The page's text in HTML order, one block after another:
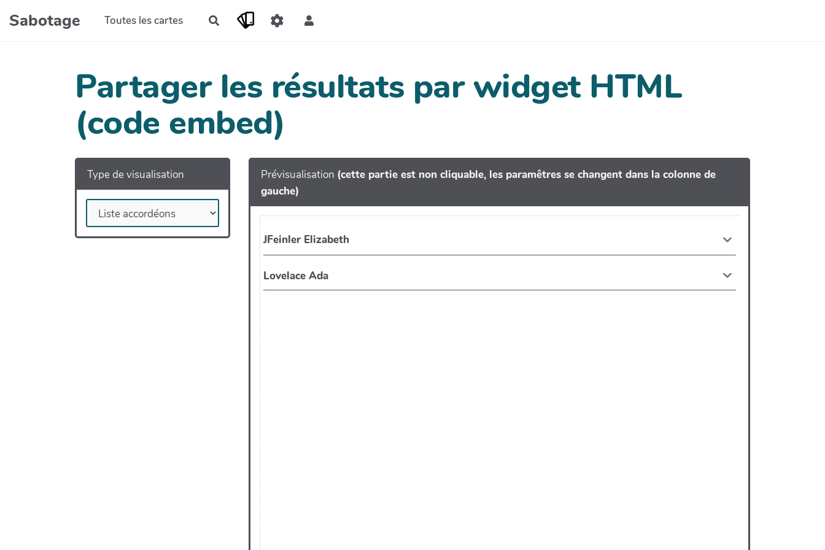
Aller au contenu principal
Sabotage Toutes les cartes Rechercher
Partager les résultats par widget HTML
(code embed)
Type de visualisation Prévisualisation (cette partie est non cliquable, les paramêtres se changent dans la colonne de
gauche)